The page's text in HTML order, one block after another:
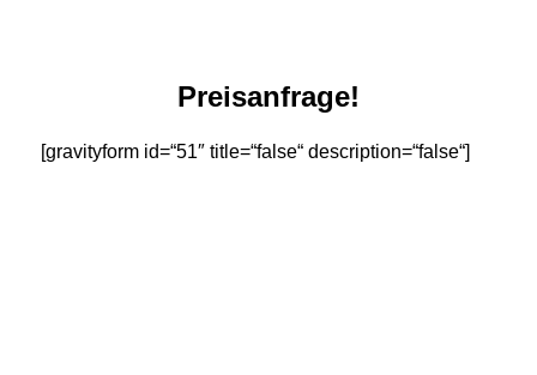
Preisanfrage!
[gravityform id=“51″ title=“false“ description=“false“]